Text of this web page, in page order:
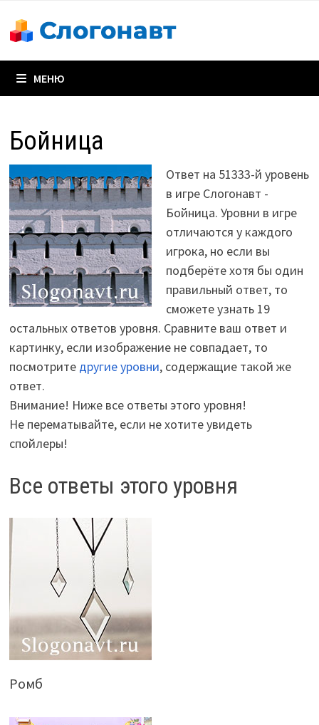
содержимому
МЕНЮ
Бойница
Ответ на 51333-й уровень
в игре Слогонавт -
Бойница. Уровни в игре
отличаются у каждого
игрока, но если вы
подберёте хотя бы один
правильный ответ, то
сможете узнать 19
остальных ответов уровня. Сравните ваш ответ и
картинку, если изображение не совпадает, то
посмотрите другие уровни, содержащие такой же
ответ.
Внимание! Ниже все ответы этого уровня!
Не перематывайте, если не хотите увидеть
спойлеры!
Все ответы этого уровня
Ромб